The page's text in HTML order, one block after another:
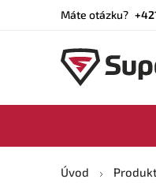
Máte otázku?
Úvod